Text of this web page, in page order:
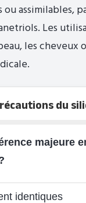
assimilables,
Les
les cheveux
du
majeure
identiques